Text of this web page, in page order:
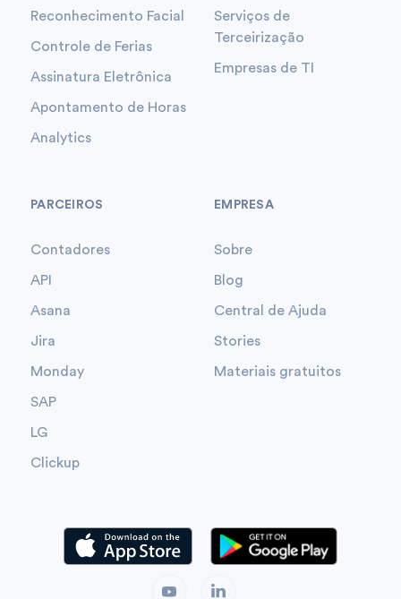
Reconhecimento Facial
Controle de Ferias
Assinatura Eletrônica
Apontamento de Horas
Analytics
Serviços de
Terceirização
Empresas de TI
PARCEIROS
Contadores
API
Asana
Jira
Monday
SAP
LG
Clickup
EMPRESA
Sobre
Blog
Central de Ajuda
Stories
Materiais gratuitos